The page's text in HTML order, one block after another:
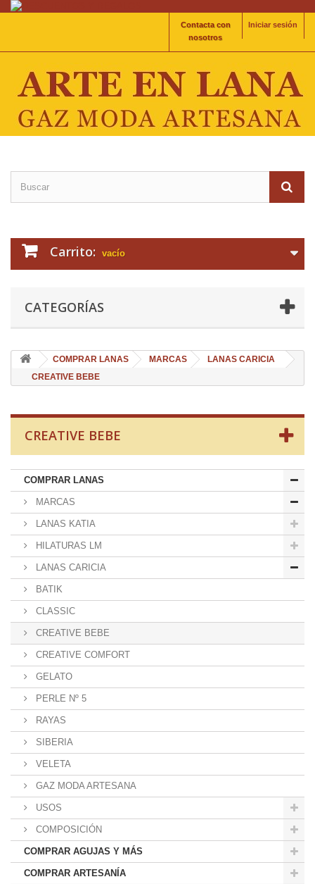
Iniciar sesión
Contacta con
nosotros
Carrito: vacío
CATEGORÍAS
COMPRAR LANAS MARCAS
LANAS CARICIA
CREATIVE BEBE
CREATIVE BEBE
COMPRAR LANAS
MARCAS
LANAS KATIA
HILATURAS LM
LANAS CARICIA
BATIK
CLASSIC
CREATIVE BEBE
CREATIVE COMFORT
GELATO
PERLE Nº 5
RAYAS
SIBERIA
VELETA
GAZ MODA ARTESANA
USOS
COMPOSICIÓN
COMPRAR AGUJAS Y MÁS
COMPRAR ARTESANÍA